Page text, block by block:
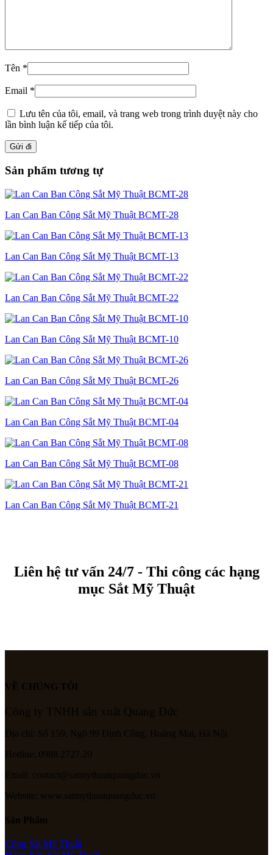
Tên *
Email *
Lưu tên của tôi, email, và trang web trong trình duyệt này cho
lần bình luận kế tiếp của tôi.
Sản phẩm tương tự
Lan Can Ban Công Sắt Mỹ Thuật BCMT-28
Lan Can Ban Công Sắt Mỹ Thuật BCMT-13
Lan Can Ban Công Sắt Mỹ Thuật BCMT-22
Lan Can Ban Công Sắt Mỹ Thuật BCMT-10
Lan Can Ban Công Sắt Mỹ Thuật BCMT-26
Lan Can Ban Công Sắt Mỹ Thuật BCMT-04
Lan Can Ban Công Sắt Mỹ Thuật BCMT-08
Lan Can Ban Công Sắt Mỹ Thuật BCMT-21
Liên hệ tư vấn 24/7 - Thi công các hạng
mục Sắt Mỹ Thuật
VỀ CHÚNG TÔI
Công ty TNHH sản xuất Quang Đức
Địa chỉ: Số 159, Ngõ 99 Định Công, Hoàng Mai, Hà Nội
Hotline: 0988.2727.20
Email: contact@satmythuatquangduc.vn
Website: www.satmythuatquangduc.vn
Sản Phẩm
Cổng Sắt Mỹ Thuật